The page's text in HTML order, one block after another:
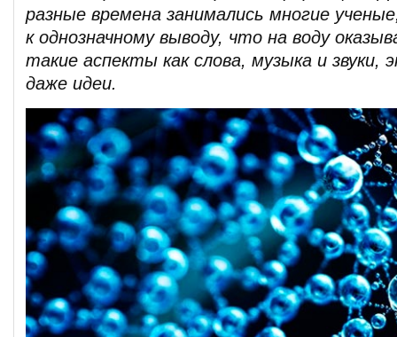
разные времена занимались многие
к однозначному выводу, что на воду
такие аспекты как слова, музыка и звуки,
даже идеи.